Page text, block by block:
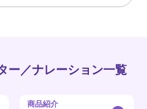
ー／ナレーション一覧
商品紹介